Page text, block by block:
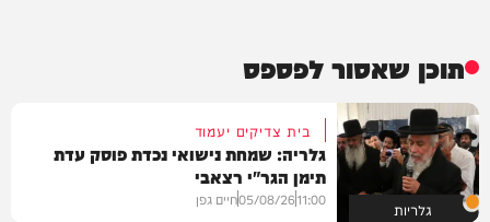
תוכן שאסור לפספס
גלריות
בית צדיקים יעמוד
גלריה: שמחת נישואי נכדת פוסק עדת
תימן הגר"י רצאבי
11:00
05/08/26חיים גפן